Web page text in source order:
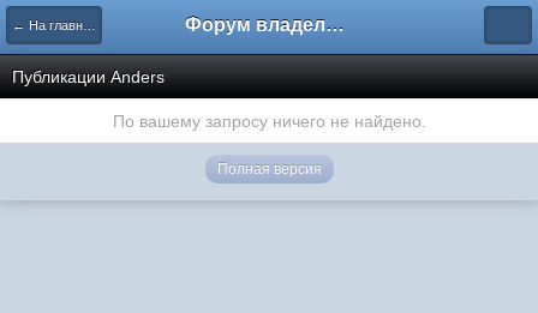
← На главную Форум владельцев интернет-магазинов
Публикации Anders
По вашему запросу ничего не найдено.
Полная версия